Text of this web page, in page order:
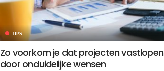
TIPS
Zo voorkom je dat projecten vastlopen
door onduidelijke wensen